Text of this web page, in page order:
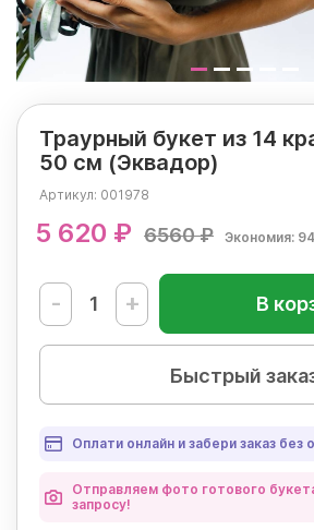
Траурный букет из 14
50 см (Эквадор)
Артикул: 001978
5 620 ₽ 6560 ₽ Экономия:
- + В
Быстрый
Оплати онлайн и забери заказ без
Отправляем фото готового
запросу!